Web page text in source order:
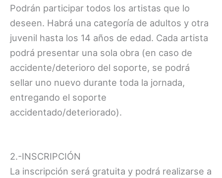
Podrán participar todos los artistas que lo
deseen. Habrá una categoría de adultos y otra
juvenil hasta los 14 años de edad. Cada artista
podrá presentar una sola obra (en caso de
accidente/deterioro del soporte, se podrá
sellar uno nuevo durante toda la jornada,
entregando el soporte
accidentado/deteriorado).
2.-INSCRIPCIÓN
La inscripción será gratuita y podrá realizarse a